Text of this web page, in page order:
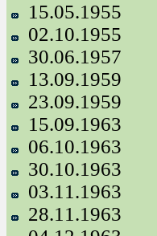
15.05.1955
02.10.1955
30.06.1957
13.09.1959
23.09.1959
15.09.1963
06.10.1963
30.10.1963
03.11.1963
28.11.1963